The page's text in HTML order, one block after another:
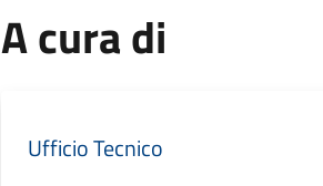
A cura di
Ufficio Tecnico